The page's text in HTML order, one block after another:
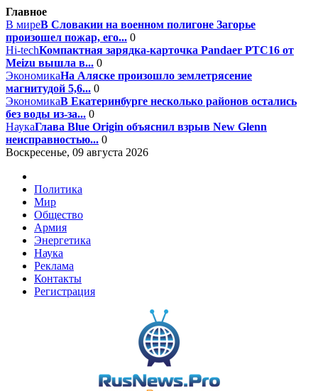
Главное
В миреВ Словакии на военном полигоне Загорье
произошел пожар, его... 0
Hi-techКомпактная зарядка-карточка Pandaer PTC16 от
Meizu вышла в... 0
ЭкономикаНа Аляске произошло землетрясение
магнитудой 5,6... 0
ЭкономикаВ Екатеринбурге несколько районов остались
без воды из-за... 0
НаукаГлава Blue Origin объяснил взрыв New Glenn
неисправностью... 0
Воскресенье, 09 августа 2026
Политика
Мир
Общество
Армия
Энергетика
Наука
Реклама
Контакты
Регистрация